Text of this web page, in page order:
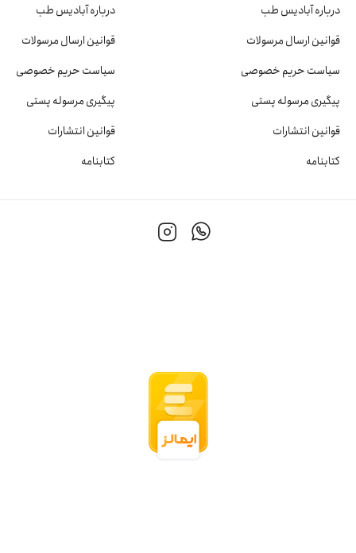
درباره آبادیس طب
قوانین ارسال مرسولات
سیاست حریم خصوصی
پیگیری مرسوله پستی
قوانین انتشارات
کتابنامه
درباره آبادیس طب
قوانین ارسال مرسولات
سیاست حریم خصوصی
پیگیری مرسوله پستی
قوانین انتشارات
کتابنامه